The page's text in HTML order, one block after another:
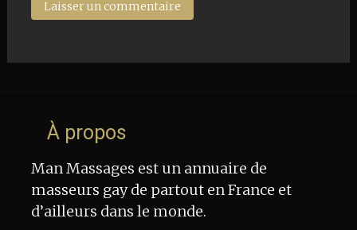
À propos
Man Massages est un annuaire de
masseurs gay de partout en France et
d’ailleurs dans le monde.